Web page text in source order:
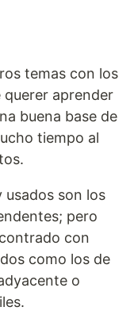
temas con los
querer aprender
buena base de
tiempo al
usados son los
pero
con
como los de
o